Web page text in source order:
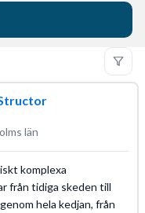
län
komplexa
från tidiga skeden till
hela kedjan, från